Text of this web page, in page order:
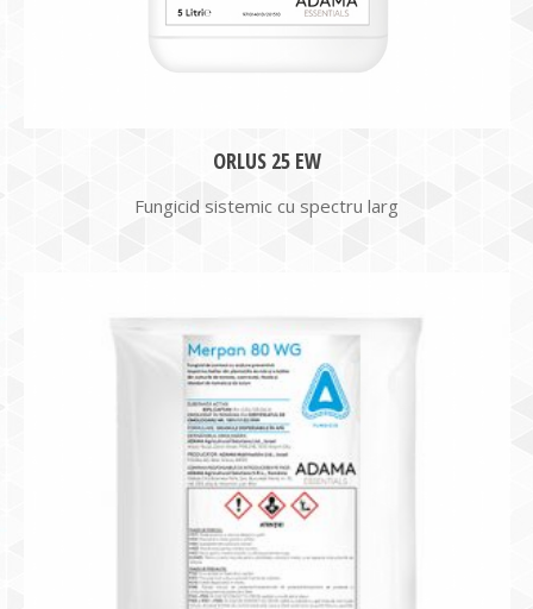
ORLUS 25 EW
Fungicid sistemic cu spectru larg